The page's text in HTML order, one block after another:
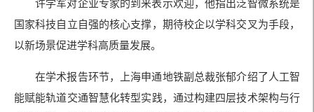
许学军对企业专家的到来表示欢迎，他指出泛智微系统是
国家科技自立自强的核心支撑，期待校企以学科交叉为手段，
以新场景促进学科高质量发展。
在学术报告环节，上海申通地铁副总裁张郁介绍了人工智
能赋能轨道交通智慧化转型实践，通过构建四层技术架构与行